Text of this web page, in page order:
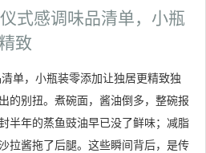
式感调味品清单，小瓶
致
单，小瓶装零添加让独居更精致独
的别扭。煮碗面，酱油倒多，整碗报
半年的蒸鱼豉油早已没了鲜味；减脂
拉酱拖了后腿。这些瞬间背后，是传